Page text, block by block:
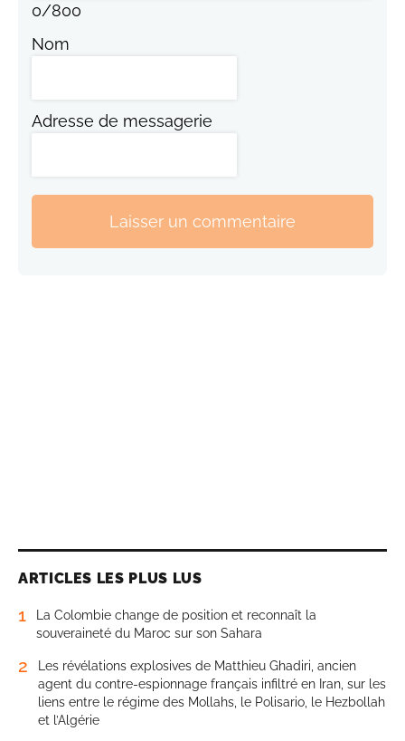
0/800
Nom
Adresse de messagerie
Laisser un commentaire
ARTICLES LES PLUS LUS
1
La Colombie change de position et reconnaît la
souveraineté du Maroc sur son Sahara
2
Les révélations explosives de Matthieu Ghadiri, ancien
agent du contre-espionnage français infiltré en Iran, sur les
liens entre le régime des Mollahs, le Polisario, le Hezbollah
et l’Algérie